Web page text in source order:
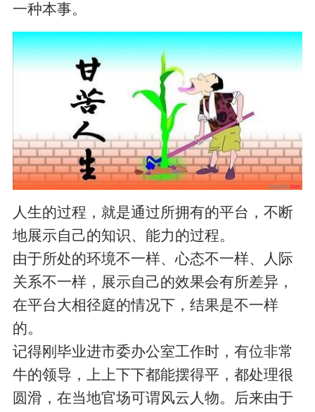
一种本事。
人生的过程，就是通过所拥有的平台，不断
地展示自己的知识、能力的过程。
由于所处的环境不一样、心态不一样、人际
关系不一样，展示自己的效果会有所差异，
在平台大相径庭的情况下，结果是不一样
的。
记得刚毕业进市委办公室工作时，有位非常
牛的领导，上上下下都能摆得平，都处理很
圆滑，在当地官场可谓风云人物。后来由于